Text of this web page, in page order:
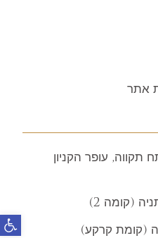
אתר
תקווה, עופר הקניון
(קומה 2)
(קומת קרקע)